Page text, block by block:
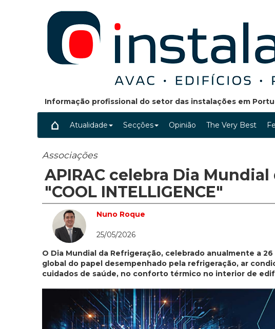
Informação profissional do setor das instalações em
Atualidade Secções Opinião The Very Best
Associações
APIRAC celebra Dia
"COOL INTELLIGENCE"
Nuno Roque
25/05/2026
O Dia Mundial da Refrigeração, celebrado anualmente a
global do papel desempenhado pela refrigeração, ar
cuidados de saúde, no conforto térmico no interior de